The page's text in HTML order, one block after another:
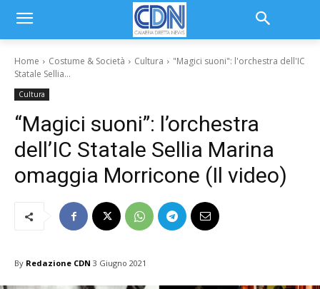
Home Costume & Società Cultura
"Magici suoni": l'orchestra dell'IC
Statale Sellia...
Cultura
“Magici suoni”: l’orchestra
dell’IC Statale Sellia Marina
omaggia Morricone (Il video)
By Redazione CDN 3 Giugno 2021